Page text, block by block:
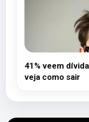
41% veem
veja como sair